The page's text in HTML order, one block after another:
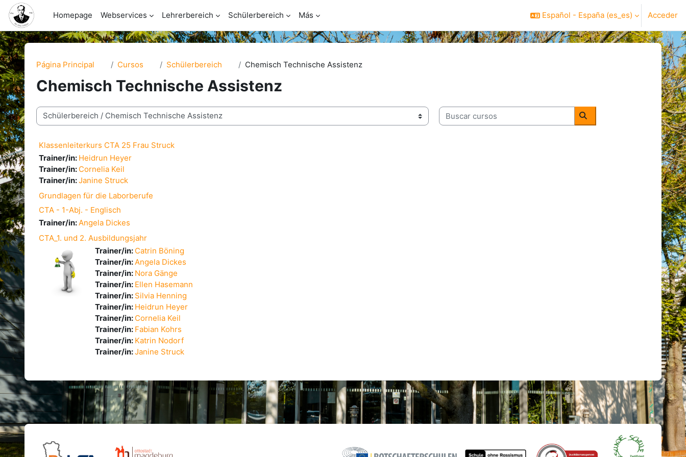
Salta al contenido principal
Homepage
Webservices Lehrerbereich Schülerbereich Más Español - España ‎(es_es)‎ Acceder
Página Principal Cursos Schülerbereich Chemisch Technische Assistenz
Chemisch Technische Assistenz
Categorías
Buscar cursos
Buscar cursos
Klassenleiterkurs CTA 25 Frau Struck
Trainer/in: Heidrun Heyer
Trainer/in: Cornelia Keil
Trainer/in:Janine Struck
Grundlagen für die Laborberufe
CTA - 1-Abj. - Englisch
Trainer/in: Angela Dickes
CTA_1. und 2. Ausbildungsjahr
Trainer/in: Catrin Böning
Trainer/in: Angela Dickes
Trainer/in: Nora Gänge
Trainer/in: Ellen Hasemann
Trainer/in: Silvia Henning
Trainer/in: Heidrun Heyer
Trainer/in: Cornelia Keil
Trainer/in: Fabian Kohrs
Trainer/in: Katrin Nodorf
Trainer/in:Janine Struck